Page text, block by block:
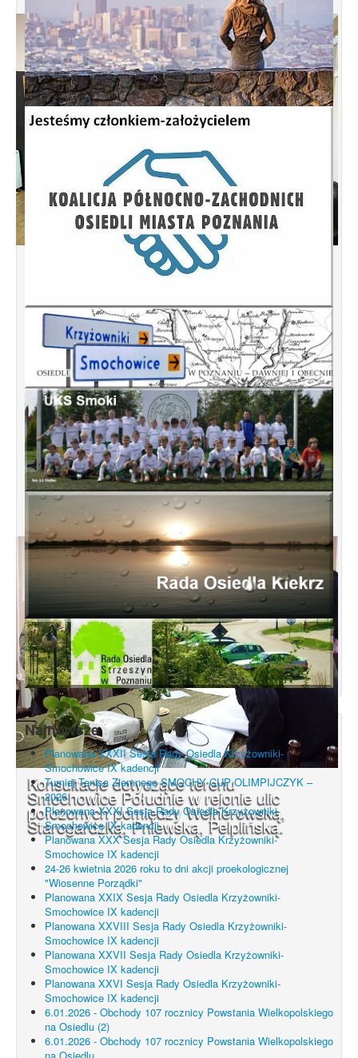
Spotkanie informacyjne w sprawie
budowy ulic Łebska, Łagowska,
Konsultacje dotyczące terenu
Smochowice Południe w rejonie ulic
położonych pomiędzy Wejherowską,
Starogardzką, Pniewską, Pelplińską.
Najnowsze
Planowana XXXII Sesja Rady Osiedla Krzyżowniki-
Smochowice IX kadencji
Turniej Tenisa Ziemnego SMOCHY CUP OLIMPIJCZYK –
2026
Planowana XXXI Sesja Rady Osiedla Krzyżowniki-
Smochowice IX kadencji
Planowana XXX Sesja Rady Osiedla Krzyżowniki-
Smochowice IX kadencji
24-26 kwietnia 2026 roku to dni akcji proekologicznej
"Wiosenne Porządki"
Planowana XXIX Sesja Rady Osiedla Krzyżowniki-
Smochowice IX kadencji
Planowana XXVIII Sesja Rady Osiedla Krzyżowniki-
Smochowice IX kadencji
Planowana XXVII Sesja Rady Osiedla Krzyżowniki-
Smochowice IX kadencji
Planowana XXVI Sesja Rady Osiedla Krzyżowniki-
Smochowice IX kadencji
6.01.2026 - Obchody 107 rocznicy Powstania Wielkopolskiego
na Osiedlu (2)
6.01.2026 - Obchody 107 rocznicy Powstania Wielkopolskiego